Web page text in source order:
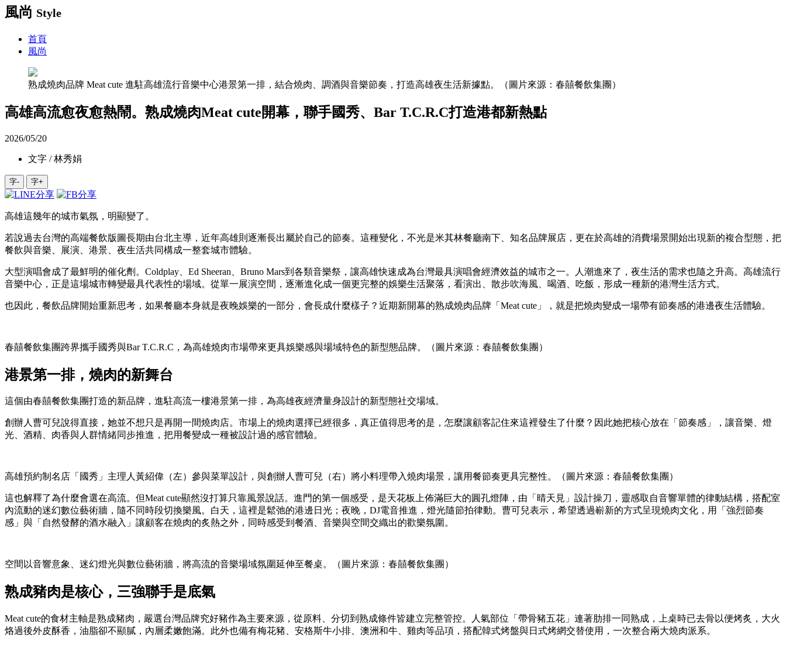
風尚 Style
首頁
風尚
熟成燒肉品牌 Meat cute 進駐高雄流行音樂中心港景第一排，結合燒肉、調酒與音樂節奏，打造高雄夜生活新據點。（圖片來源：春囍餐飲集團）
高雄高流愈夜愈熱鬧。熟成燒肉Meat cute開幕，聯手國秀、Bar T.C.R.C打造港都新熱點
2026/05/20
文字 / 林秀娟
字- 字+
高雄這幾年的城市氣氛，明顯變了。
若說過去台灣的高端餐飲版圖長期由台北主導，近年高雄則逐漸長出屬於自己的節奏。這種變化，不光是米其林餐廳南下、知名品牌展店，更在於高雄的消費場景開始出現新的複合型態，把
餐飲與音樂、展演、港景、夜生活共同構成一整套城市體驗。
大型演唱會成了最鮮明的催化劑。Coldplay、Ed Sheeran、Bruno Mars到各類音樂祭，讓高雄快速成為台灣最具演唱會經濟效益的城市之一。人潮進來了，夜生活的需求也隨之升高。高雄流行
音樂中心，正是這場城市轉變最具代表性的場域。從單一展演空間，逐漸進化成一個更完整的娛樂生活聚落，看演出、散步吹海風、喝酒、吃飯，形成一種新的港灣生活方式。
也因此，餐飲品牌開始重新思考，如果餐廳本身就是夜晚娛樂的一部分，會長成什麼樣子？近期新開幕的熟成燒肉品牌「Meat cute」，就是把燒肉變成一場帶有節奏感的港邊夜生活體驗。
春囍餐飲集團跨界攜手國秀與Bar T.C.R.C，為高雄燒肉市場帶來更具娛樂感與場域特色的新型態品牌。（圖片來源：春囍餐飲集團）
港景第一排，燒肉的新舞台
這個由春囍餐飲集團打造的新品牌，進駐高流一樓港景第一排，為高雄夜經濟量身設計的新型態社交場域。
創辦人曹可兒說得直接，她並不想只是再開一間燒肉店。市場上的燒肉選擇已經很多，真正值得思考的是，怎麼讓顧客記住來這裡發生了什麼？因此她把核心放在「節奏感」，讓音樂、燈
光、酒精、肉香與人群情緒同步推進，把用餐變成一種被設計過的感官體驗。
高雄預約制名店「國秀」主理人黃紹偉（左）參與菜單設計，與創辦人曹可兒（右）將小料理帶入燒肉場景，讓用餐節奏更具完整性。（圖片來源：春囍餐飲集團）
這也解釋了為什麼會選在高流。但Meat cute顯然沒打算只靠風景說話。進門的第一個感受，是天花板上佈滿巨大的圓孔燈陣，由「晴天見」設計操刀，靈感取自音響單體的律動結構，搭配室
內流動的迷幻數位藝術牆，隨不同時段切換樂風。白天，這裡是鬆弛的港邊日光；夜晚，DJ電音推進，燈光隨節拍律動。曹可兒表示，希望透過嶄新的方式呈現燒肉文化，用「強烈節奏
感」與「自然發酵的酒水融入」讓顧客在燒肉的炙熱之外，同時感受到餐酒、音樂與空間交織出的歡樂氛圍。
空間以音響意象、迷幻燈光與數位藝術牆，將高流的音樂場域氛圍延伸至餐桌。（圖片來源：春囍餐飲集團）
熟成豬肉是核心，三強聯手是底氣
Meat cute的食材主軸是熟成豬肉，嚴選台灣品牌究好豬作為主要來源，從原料、分切到熟成條件皆建立完整管控。人氣部位「帶骨豬五花」連著肋排一同熟成，上桌時已去骨以便烤炙，大火
烙過後外皮酥香，油脂卻不顯膩，內層柔嫩飽滿。此外也備有梅花豬、安格斯牛小排、澳洲和牛、雞肉等品項，搭配韓式烤盤與日式烤網交替使用，一次整合兩大燒肉派系。